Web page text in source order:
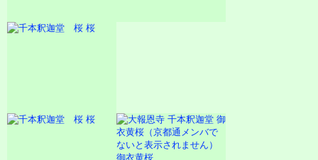
桜
桜
御衣黄桜